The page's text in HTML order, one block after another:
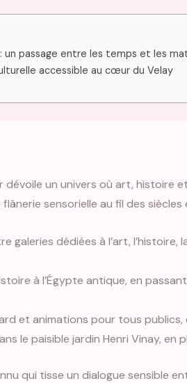
un passage entre les temps et les
accessible au cœur du Velay
un univers où art, histoire
sensorielle au fil des
galeries dédiées à l’art, l’histoire,
à l’Égypte antique, en
et animations pour tous publics,
le paisible jardin Henri Vinay, en
qui tisse un dialogue sensible